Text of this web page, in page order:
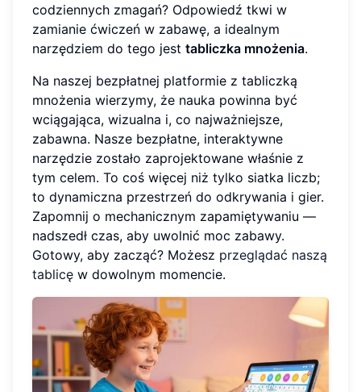
codziennych zmagań? Odpowiedź tkwi w
zamianie ćwiczeń w zabawę, a idealnym
narzędziem do tego jest tabliczka mnożenia.
Na naszej bezpłatnej platformie z tabliczką
mnożenia wierzymy, że nauka powinna być
wciągająca, wizualna i, co najważniejsze,
zabawna. Nasze bezpłatne, interaktywne
narzędzie zostało zaprojektowane właśnie z
tym celem. To coś więcej niż tylko siatka liczb;
to dynamiczna przestrzeń do odkrywania i gier.
Zapomnij o mechanicznym zapamiętywaniu —
nadszedł czas, aby uwolnić moc zabawy.
Gotowy, aby zacząć? Możesz przeglądać naszą
tablicę w dowolnym momencie.